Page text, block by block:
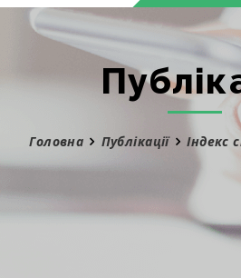
Головна Публікації Індекс